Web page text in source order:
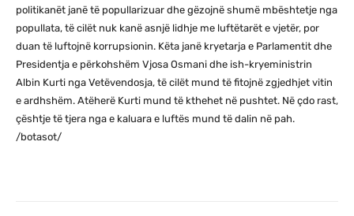
politikanët janë të popullarizuar dhe gëzojnë shumë mbështetje nga
popullata, të cilët nuk kanë asnjë lidhje me luftëtarët e vjetër, por
duan të luftojnë korrupsionin. Këta janë kryetarja e Parlamentit dhe
Presidentja e përkohshëm Vjosa Osmani dhe ish-kryeministrin
Albin Kurti nga Vetëvendosja, të cilët mund të fitojnë zgjedhjet vitin
e ardhshëm. Atëherë Kurti mund të kthehet në pushtet. Në çdo rast,
çështje të tjera nga e kaluara e luftës mund të dalin në pah.
/botasot/